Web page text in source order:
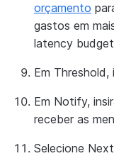
orçamento
gastos em
latency budget
Em Threshold,
Em Notify,
receber as
Selecione Next